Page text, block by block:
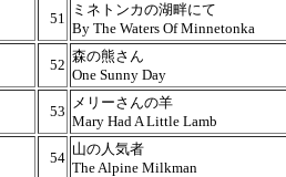
51
ミネトンカの湖畔にて
By The Waters Of Minnetonka
52
森の熊さん
One Sunny Day
53
メリーさんの羊
Mary Had A Little Lamb
54
山の人気者
The Alpine Milkman